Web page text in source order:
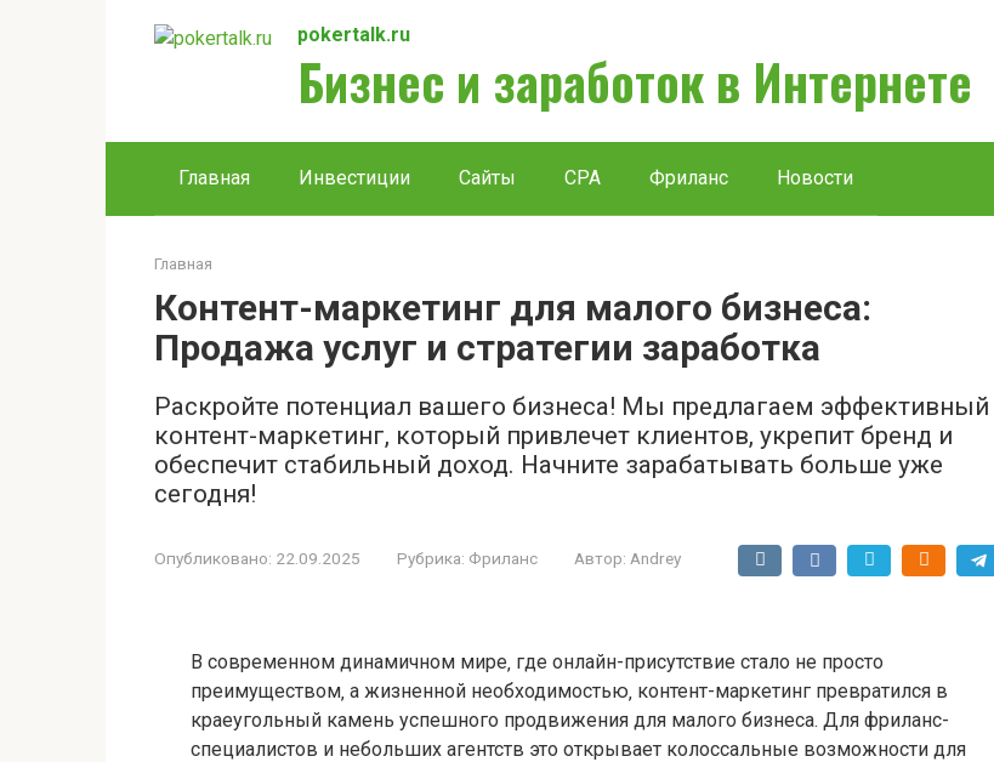
pokertalk.ru
Бизнес и заработок в Интернете
Главная Инвестиции Сайты CPA Фриланс Новости
Главная
Контент-маркетинг для малого бизнеса:
Продажа услуг и стратегии заработка
Раскройте потенциал вашего бизнеса! Мы предлагаем эффективный
контент-маркетинг, который привлечет клиентов, укрепит бренд и
обеспечит стабильный доход. Начните зарабатывать больше уже
сегодня!
Опубликовано: 22.09.2025 Рубрика: Фриланс Автор: Andrey
В современном динамичном мире‚ где онлайн-присутствие стало не просто
преимуществом‚ а жизненной необходимостью‚ контент-маркетинг превратился в
краеугольный камень успешного продвижения для малого бизнеса. Для фриланс-
специалистов и небольших агентств это открывает колоссальные возможности для